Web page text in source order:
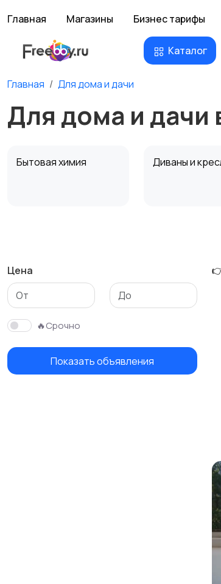
Главная Магазины Бизнес тарифы
Каталог
Главная Для дома и дачи
Для дома и дачи
Бытовая химия Диваны и
Столы и стулья Текстиль и
Цена
🔥Срочно
Показать объявления